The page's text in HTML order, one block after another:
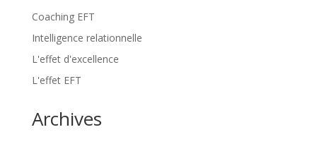
Coaching EFT
Intelligence relationnelle
L'effet d'excellence
L'effet EFT
Archives